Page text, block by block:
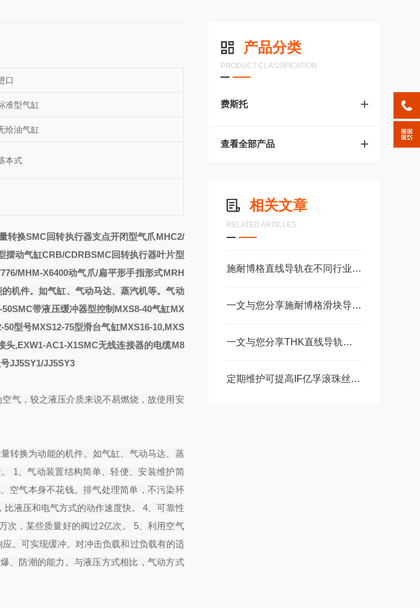
产品分类
PRODUCT CLASSIFICATION
费斯托
查看全部产品
相关文章
RELATED ARTICLES
施耐博格直线导轨在不同行业中的具体应用分享
一文与您分享施耐博格滑块导轨的正确安装方法
一文与您分享THK直线导轨滚珠丝杠的常见故障相应解决方法
定期维护可提高IF亿孚滚珠丝杠的工作效率
口
准型气缸
给油气缸
本式
转换SMC回转执行器支点开闭型气爪MHC2/
摆动气缸CRB/CDRBSMC回转执行器叶片型
MHM-X6400动气爪/扁平形手指形式MRH
的机件。如气缸、气动马达、蒸汽机等。气动
50SMC带液压缓冲器型控制MXS8-40气缸MX
50型号MXS12-75型滑台气缸MXS16-10,MXS
头,EXW1-AC1-X1SMC无线连接器的电缆M8
JJ5SY1/JJ5SY3
气，较之液压介质来说不易燃烧，故使用安
转换为动能的机件。如气缸、气动马达、蒸
1、气动装置结构简单、轻便、安装维护简
气本身不花钱。排气处理简单，不污染环
液压和电气方式的动作速度快。 4、可靠性
次，某些质量好的阀过2亿次。 5、利用空气
。可实现缓冲。对冲击负载和过负载有的适
、防潮的能力。与液压方式相比，气动方式